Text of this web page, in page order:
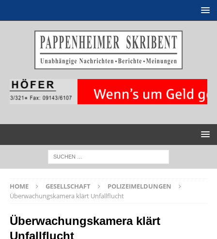
HOME GESELLSCHAFT
POLIZEIMELDUNGEN
Überwachungskamera klärt Unfallflucht
Überwachungskamera klärt
Unfallflucht